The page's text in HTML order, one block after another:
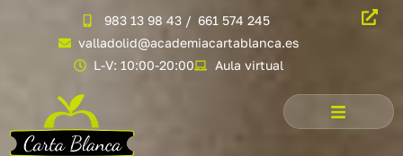
983 13 98 43 / 661 574 245
valladolid@academiacartablanca.es
L-V: 10:00-20:00
Aula virtual